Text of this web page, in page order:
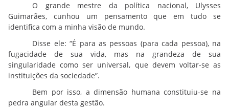
O grande mestre da política nacional, Ulysses
Guimarães, cunhou um pensamento que em tudo se
identifica com a minha visão de mundo.
Disse ele: “É para as pessoas (para cada pessoa), na
fugacidade de sua vida, mas na grandeza de sua
singularidade como ser universal, que devem voltar-se as
instituições da sociedade”.
Bem por isso, a dimensão humana constituiu-se na
pedra angular desta gestão.